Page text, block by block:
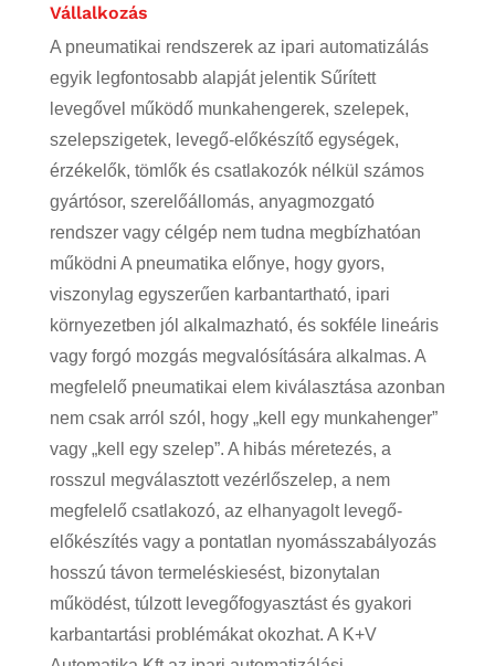
Vállalkozás
A pneumatikai rendszerek az ipari automatizálás
egyik legfontosabb alapját jelentik Sűrített
levegővel működő munkahengerek, szelepek,
szelepszigetek, levegő-előkészítő egységek,
érzékelők, tömlők és csatlakozók nélkül számos
gyártósor, szerelőállomás, anyagmozgató
rendszer vagy célgép nem tudna megbízhatóan
működni A pneumatika előnye, hogy gyors,
viszonylag egyszerűen karbantartható, ipari
környezetben jól alkalmazható, és sokféle lineáris
vagy forgó mozgás megvalósítására alkalmas. A
megfelelő pneumatikai elem kiválasztása azonban
nem csak arról szól, hogy „kell egy munkahenger”
vagy „kell egy szelep”. A hibás méretezés, a
rosszul megválasztott vezérlőszelep, a nem
megfelelő csatlakozó, az elhanyagolt levegő-
előkészítés vagy a pontatlan nyomásszabályozás
hosszú távon termeléskiesést, bizonytalan
működést, túlzott levegőfogyasztást és gyakori
karbantartási problémákat okozhat. A K+V